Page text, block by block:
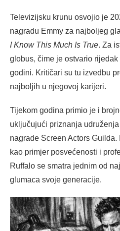
Televizijsku krunu osvojio je
nagradu Emmy za najboljeg
I Know This Much Is True. Za
globus, čime je ostvario
godini. Kritičari su tu izvedbu
najboljih u njegovoj karijeri.
Tijekom godina primio je i
uključujući priznanja
nagrade Screen Actors
kao primjer posvećenosti i
Ruffalo se smatra jednim od
glumaca svoje generacije.